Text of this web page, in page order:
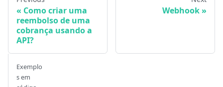
Como criar uma
reembolso de uma
cobrança usando a
API?
Webhook
Exemplo
s em